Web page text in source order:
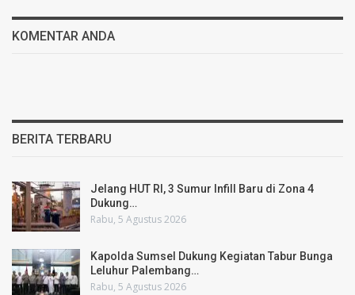
KOMENTAR ANDA
BERITA TERBARU
Jelang HUT RI, 3 Sumur Infill Baru di Zona 4
Dukung…
Rabu, 5 Agustus 2026
Kapolda Sumsel Dukung Kegiatan Tabur Bunga
Leluhur Palembang…
Rabu, 5 Agustus 2026